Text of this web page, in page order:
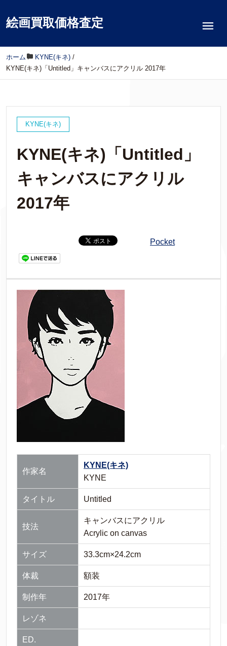
絵画買取価格査定
ホーム / KYNE(キネ) /
KYNE(キネ)「Untitled」キャンバスにアクリル 2017年
KYNE(キネ)
KYNE(キネ)「Untitled」
キャンバスにアクリル
2017年
Pocket
作家名
KYNE(キネ)
KYNE
タイトル Untitled
技法
キャンバスにアクリル
Acrylic on canvas
サイズ 33.3cm×24.2cm
体裁 額装
制作年 2017年
レゾネ
ED.